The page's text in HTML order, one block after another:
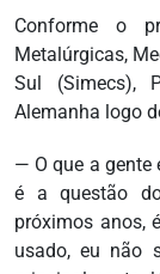
Conforme o
Metalúrgicas,
Sul (Simecs),
Alemanha logo
— O que a gente
é a questão
próximos anos,
usado, eu não